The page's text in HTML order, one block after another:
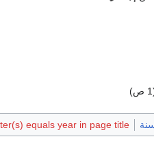
equals year in page title